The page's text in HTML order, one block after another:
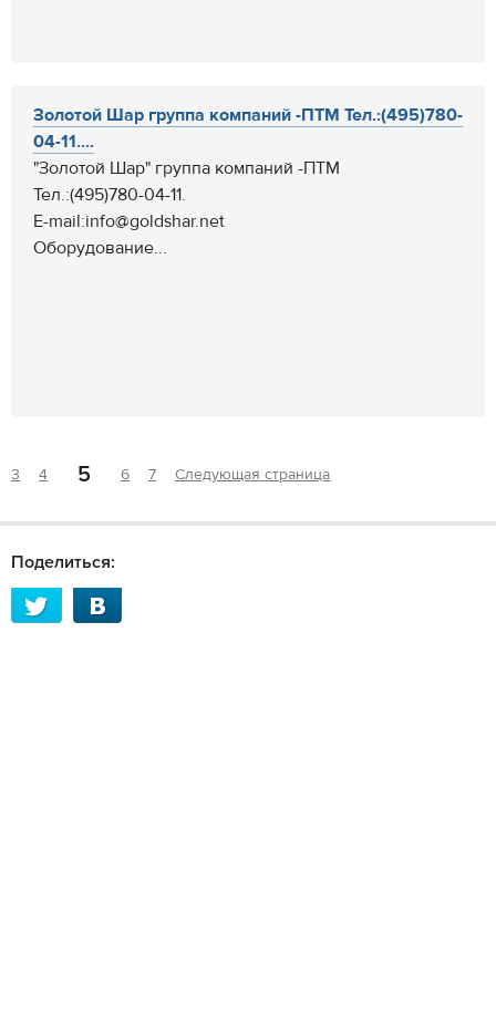
Золотой Шар группа компаний -ПТМ Тел.:(495)780-
04-11....
"Золотой Шар" группа компаний -ПТМ
Тел.:(495)780-04-11.
E-mail:info@goldshar.net
Оборудование...
3 4 5 6 7 Следующая страница
Поделиться: